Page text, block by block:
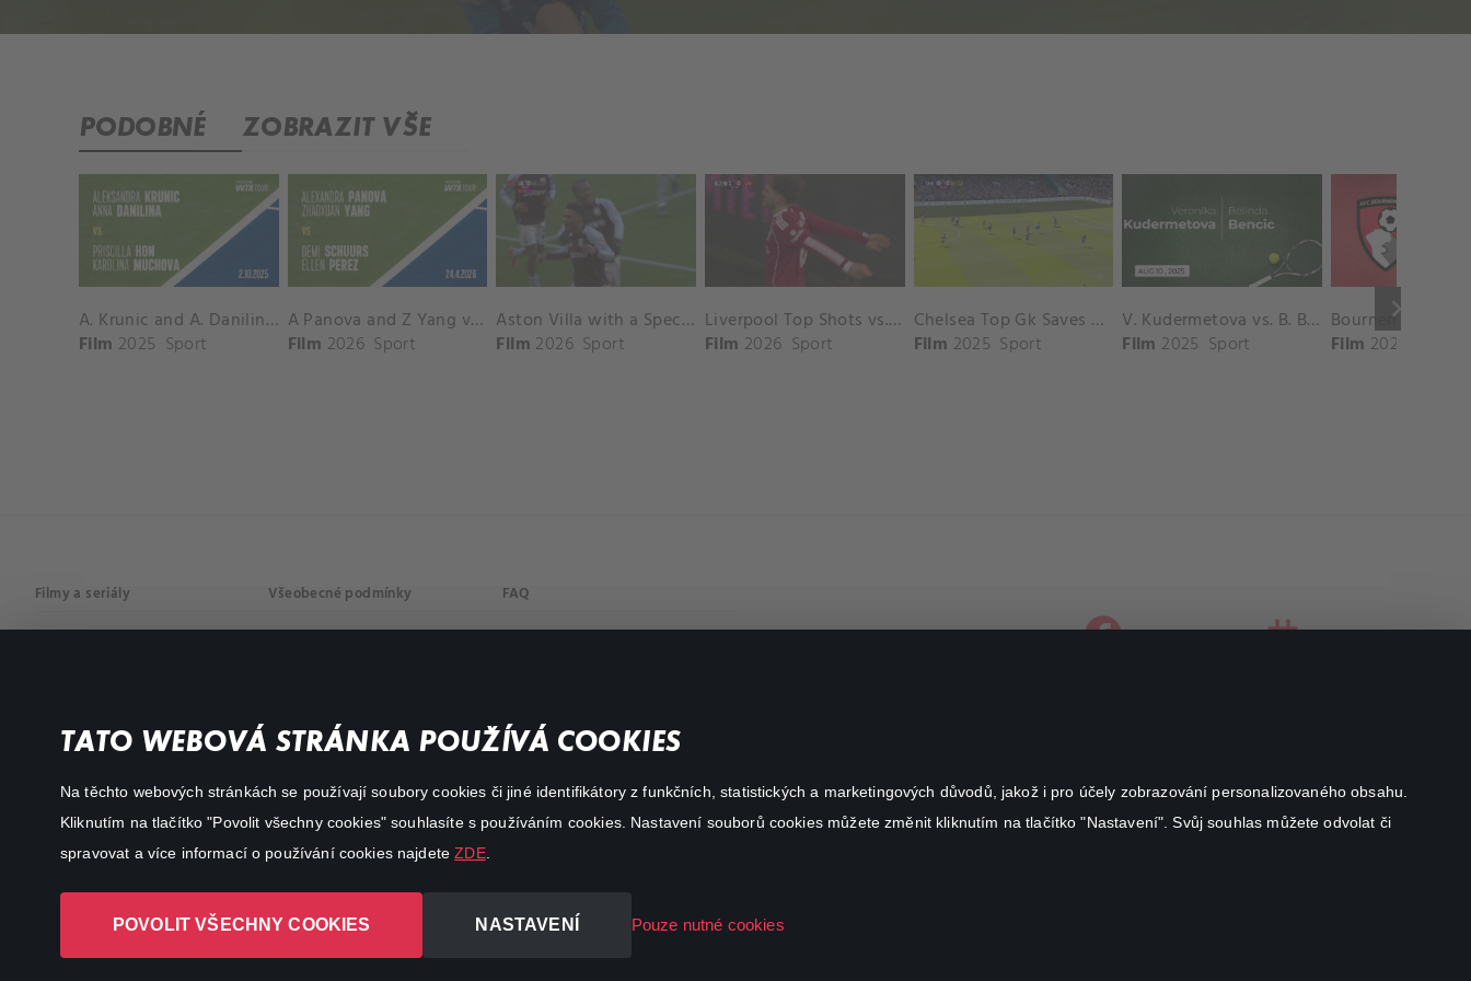
TATO WEBOVÁ STRÁNKA POUŽÍVÁ COOKIES
Na těchto webových stránkách se používají soubory cookies či jiné identifikátory z funkčních, statistických a marketingových důvodů, jakož i pro účely zobrazování personalizovaného obsahu.
Kliknutím na tlačítko "Povolit všechny cookies" souhlasíte s používáním cookies. Nastavení souborů cookies můžete změnit kliknutím na tlačítko "Nastavení". Svůj souhlas můžete odvolat či
spravovat a více informací o používání cookies najdeteZDE.
POVOLIT VŠECHNY COOKIES NASTAVENÍ Pouze nutné cookies
PODOBNÉ ZOBRAZIT VŠE
keyboard_arrow_right
A. Krunic and A. Danilina vs. P. Hon and K. Muchova Match Highlights - BEIJING_Capital Group Diamond ( October 02, 2025)
Film 2025 Sport
A Panova and Z Yang vs D Schuurs and E Perez Match Highlights - MADRID_Court 8 ( April 24, 2026)
Film 2026 Sport
Aston Villa with a Spectacular Goal vs. Nottingham Forest
Film 2026 Sport
Liverpool Top Shots vs. Fulham
Film 2026 Sport
Chelsea Top Gk Saves vs. Crystal Palace
Film 2025 Sport
V. Kudermetova vs. B. Bencic Match Highlights - CINCINNATI_Champions Court ( August 10, 2025)
Film 2025 Sport Film 2025
Filmy a seriály
Akční
Všeobecné podmínky FAQ
facebookinstagram
Canal+ Luxembourg S. à r.l. se sídlem Rue Albert Borschette 4,